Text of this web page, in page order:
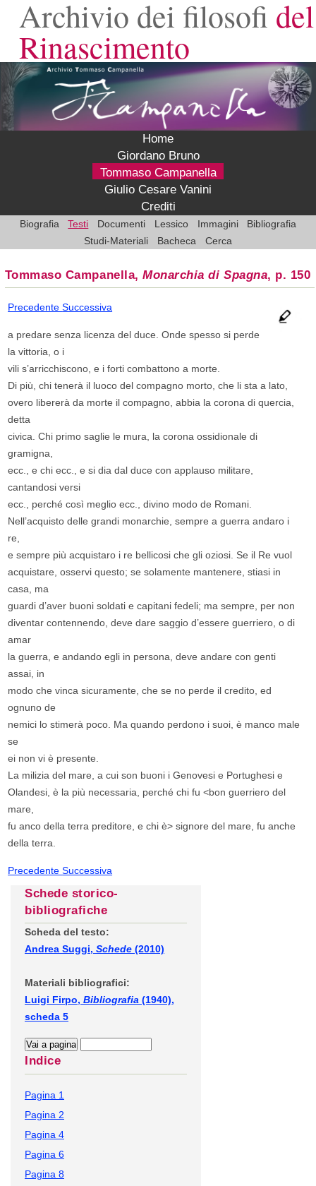
Archivio dei filosofi del
Rinascimento
Home
Giordano Bruno
Tommaso Campanella
Giulio Cesare Vanini
Crediti
Biografia Testi Documenti Lessico Immagini
Bibliografia
Studi-Materiali
Bacheca Cerca
Tommaso Campanella,Monarchia di Spagna, p. 150
PrecedenteSuccessiva
a predare senza licenza del duce. Onde spesso si perde
la vittoria, o i
vili s’arricchiscono, e i forti combattono a morte.
Di più, chi tenerà il luoco del compagno morto, che li sta a lato,
overo libererà da morte il compagno, abbia la corona di quercia,
detta
civica. Chi primo saglie le mura, la corona ossidionale di
gramigna,
ecc., e chi ecc., e si dia dal duce con applauso militare,
cantandosi versi
ecc., perché così meglio ecc., divino modo de Romani.
Nell’acquisto delle grandi monarchie, sempre a guerra andaro i
re,
e sempre più acquistaro i re bellicosi che gli oziosi. Se il Re vuol
acquistare, osservi questo; se solamente mantenere, stiasi in
casa, ma
guardi d’aver buoni soldati e capitani fedeli; ma sempre, per non
diventar contennendo, deve dare saggio d’essere guerriero, o di
amar
la guerra, e andando egli in persona, deve andare con genti
assai, in
modo che vinca sicuramente, che se no perde il credito, ed
ognuno de
nemici lo stimerà poco. Ma quando perdono i suoi, è manco male
se
ei non vi è presente.
La milizia del mare, a cui son buoni i Genovesi e Portughesi e
Olandesi, è la più necessaria, perché chi fu <bon guerriero del
mare,
fu anco della terra preditore, e chi è> signore del mare, fu anche
della terra.
PrecedenteSuccessiva
Schede storico-
bibliografiche
Scheda del testo:
Andrea Suggi, Schede (2010)
Materiali bibliografici:
Luigi Firpo, Bibliografia (1940),
scheda 5
Indice
Pagina 1
Pagina 2
Pagina 4
Pagina 6
Pagina 8